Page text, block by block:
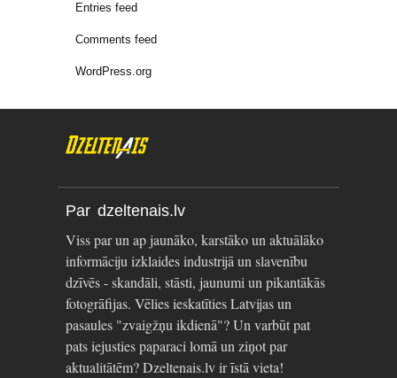
Entries feed
Comments feed
WordPress.org
Par dzeltenais.lv
Viss par un ap jaunāko, karstāko un aktuālāko
informāciju izklaides industrijā un slavenību
dzīvēs - skandāli, stāsti, jaunumi un pikantākās
fotogrāfijas. Vēlies ieskatīties Latvijas un
pasaules "zvaigžņu ikdienā"? Un varbūt pat
pats iejusties paparaci lomā un ziņot par
aktualitātēm? Dzeltenais.lv ir īstā vieta!